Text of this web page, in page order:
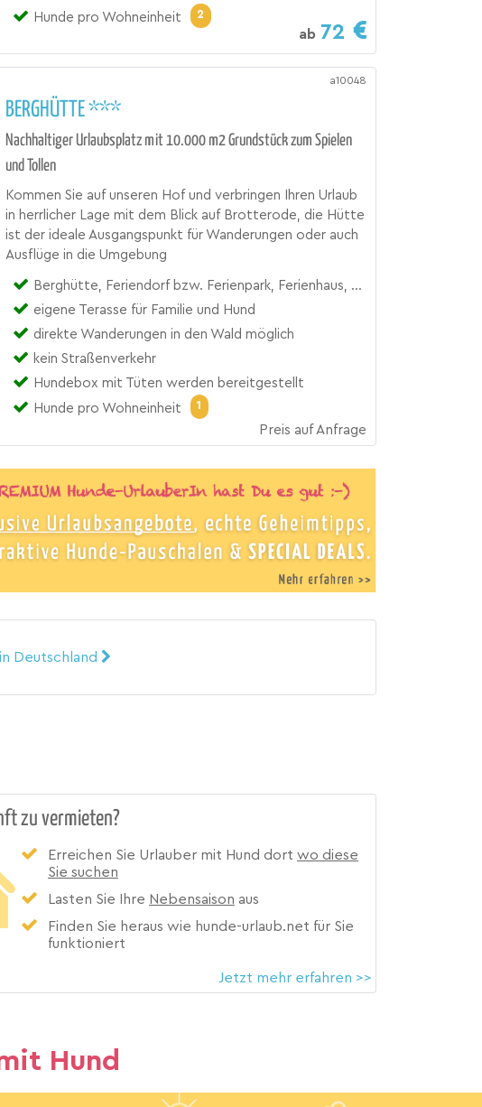
Hunde pro Wohneinheit
2
ab 72
a10048
BERGHÜTTE ***
Nachhaltiger Urlaubsplatz mit 10.000 m2 Grundstück zum Spielen
und Tollen
Kommen Sie auf unseren Hof und verbringen Ihren Urlaub
in herrlicher Lage mit dem Blick auf Brotterode, die Hütte
ist der ideale Ausgangspunkt für Wanderungen oder auch
Ausflüge in die Umgebung
Berghütte, Feriendorf bzw. Ferienpark, Ferienhaus, Ferienhof, Hüttendorf
eigene Terasse für Familie und Hund
direkte Wanderungen in den Wald möglich
kein Straßenverkehr
Hundebox mit Tüten werden bereitgestellt
Hunde pro Wohneinheit
1
Preis auf Anfrage
Deutschland
zu vermieten?
Erreichen Sie Urlauber mit Hund dort wo diese
Sie suchen
Lasten Sie Ihre Nebensaison aus
Finden Sie heraus wie hunde-urlaub.net für Sie
funktioniert
Jetzt mehr erfahren >>
Hund